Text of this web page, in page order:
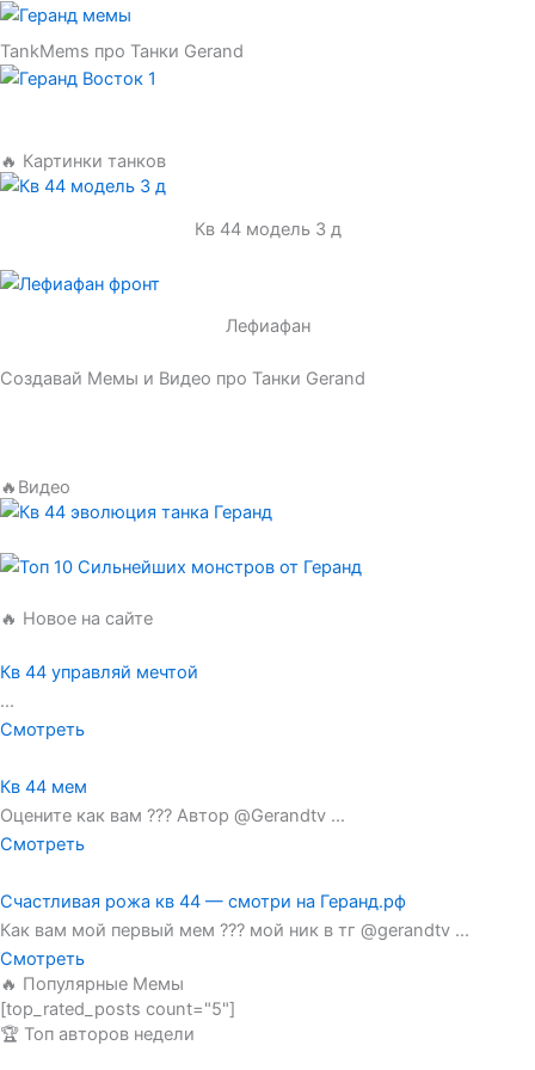
TankMems про Танки Gerand
🔥 Картинки танков
Кв 44 модель 3 д
Лефиафан
Создавай Мемы и Видео про Танки Gerand
🔥Видео
🔥 Новое на сайте
Кв 44 управляй мечтой
...
Смотреть
Кв 44 мем
Оцените как вам ??? Автор @Gerandtv ...
Смотреть
Счастливая рожа кв 44 — смотри на Геранд.рф
Как вам мой первый мем ??? мой ник в тг @gerandtv ...
Смотреть
🔥 Популярные Мемы
[top_rated_posts count="5"]
🏆 Топ авторов недели